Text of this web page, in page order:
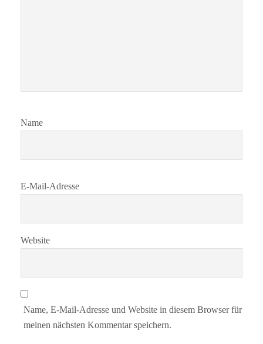
Name
E-Mail-Adresse
Website
Name, E-Mail-Adresse und Website in diesem Browser für
meinen nächsten Kommentar speichern.